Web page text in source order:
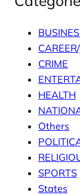
CRIME
HEALTH
Others
SPORTS
States